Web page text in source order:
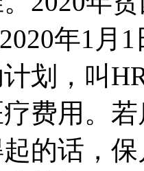
年1月1
划，叫
费用。
的话，